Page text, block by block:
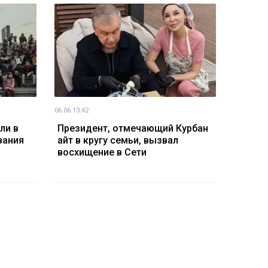
в
06.06 13:42
Президент, отмечающий Курбан
айт в кругу семьи, вызвал
восхищение в Сети